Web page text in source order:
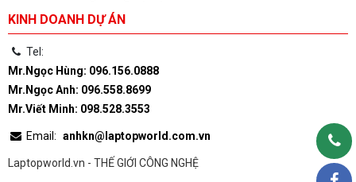
KINH DOANH DỰ ÁN
Tel:
Mr.Ngọc Hùng: 096.156.0888
Mr.Ngọc Anh: 096.558.8699
Mr.Viết Minh: 098.528.3553
Email: anhkn@laptopworld.com.vn
Laptopworld.vn - THẾ GIỚI CÔNG NGHỆ